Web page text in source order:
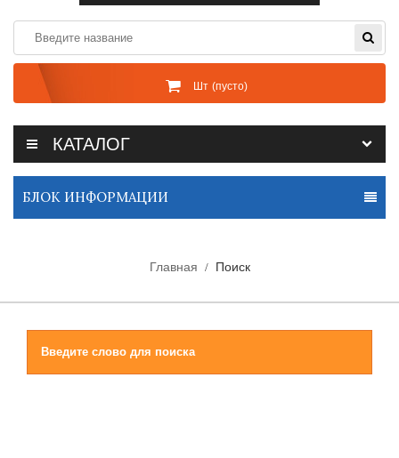
Шт (пусто)
КАТАЛОГ
БЛОК ИНФОРМАЦИИ
Главная Поиск
Введите слово для поиска